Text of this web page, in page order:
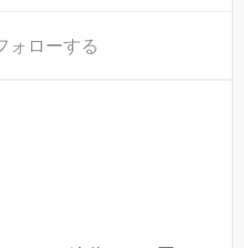
ォローする